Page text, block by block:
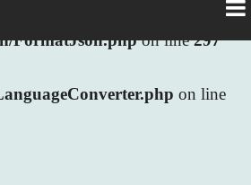
FormatJson.phpon line297
on line